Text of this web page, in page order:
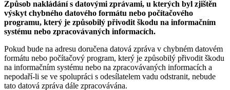
Způsob nakládání s datovými zprávami, u kterých byl zjištěn
výskyt chybného datového formátu nebo počítačového
programu, který je způsobilý přivodit škodu na informačním
systému nebo zpracovávaných informacích.
Pokud bude na adresu doručena datová zpráva v chybném datovém
formátu nebo počítačový program, který je způsobilý přivodit škodu
na informačním systému nebo na zpracovávaných informacích a
nepodaří-li se ve spolupráci s odesílatelem vadu odstranit, nebude
tato datová zpráva dále zpracovávána.